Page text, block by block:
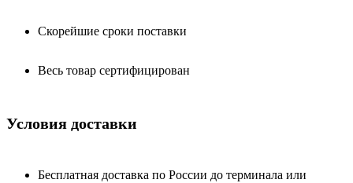
Скорейшие сроки поставки
Весь товар сертифицирован
Условия доставки
Бесплатная доставка по России до терминала или